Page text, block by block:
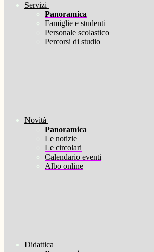
Servizi
Panoramica
Famiglie e studenti
Personale scolastico
Percorsi di studio
Novità
Panoramica
Le notizie
Le circolari
Calendario eventi
Albo online
Didattica